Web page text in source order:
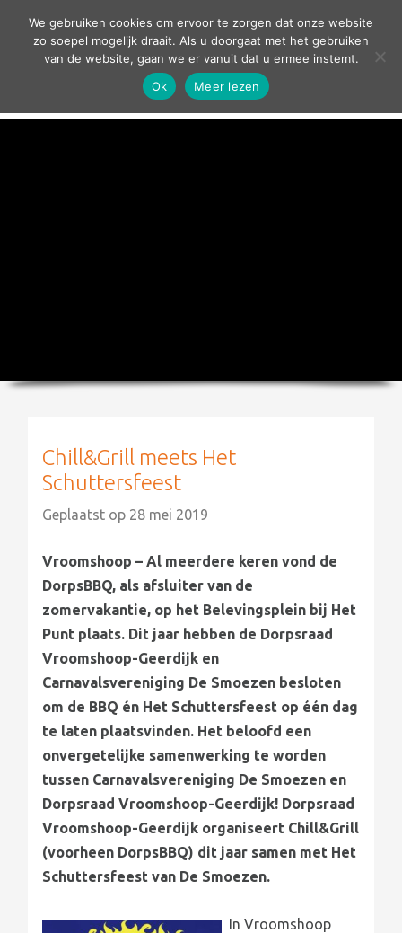
contact
Chill&Grill meets Het
Schuttersfeest
Geplaatst op 28 mei 2019
Vroomshoop – Al meerdere keren vond de
DorpsBBQ, als afsluiter van de
zomervakantie, op het Belevingsplein bij Het
Punt plaats. Dit jaar hebben de Dorpsraad
Vroomshoop-Geerdijk en
Carnavalsvereniging De Smoezen besloten
om de BBQ én Het Schuttersfeest op één dag
te laten plaatsvinden. Het beloofd een
onvergetelijke samenwerking te worden
tussen Carnavalsvereniging De Smoezen en
Dorpsraad Vroomshoop-Geerdijk! Dorpsraad
Vroomshoop-Geerdijk organiseert Chill&Grill
(voorheen DorpsBBQ) dit jaar samen met Het
Schuttersfeest van De Smoezen.
In Vroomshoop
We gebruiken cookies om ervoor te zorgen dat onze website
zo soepel mogelijk draait. Als u doorgaat met het gebruiken
van de website, gaan we er vanuit dat u ermee instemt.
Ok
Meer lezen